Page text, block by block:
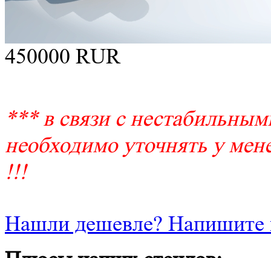
450000 RUR
*** в связи с
необходимо уточнять у
!!!
Нашли дешевле?